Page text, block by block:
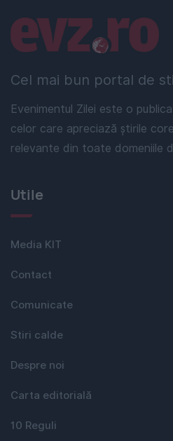
Cel mai bun portal de
Evenimentul Zilei este o
celor care apreciază știrile
relevante din toate domeniile
Linkuri utile
Utile
Media KIT
Contact
Comunicate
Stiri calde
Despre noi
Carta editorială
10 Reguli